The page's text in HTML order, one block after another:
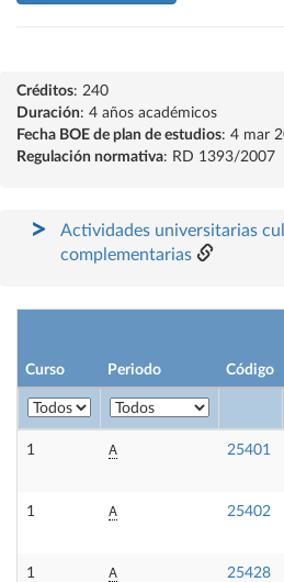
Créditos: 240
Duración: 4 años académicos
Fecha BOE de plan de estudios: 4 mar
Regulación normativa: RD 1393/2007
Actividades universitarias
complementarias
Curso Periodo Código
1 A 25401
1 A 25402
1 A 25428